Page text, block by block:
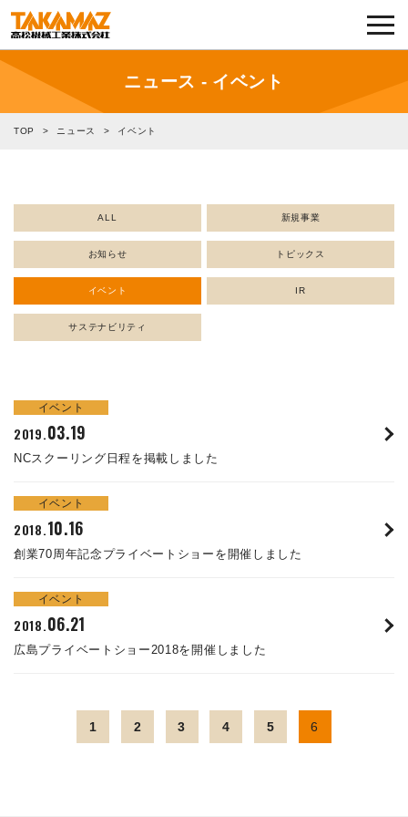
各種お問い合わせ・部品注文
採用に関してはこちらから
企業情報
コラム
製品ラインナップ
お問い合わせ
ニュース - イベント
TOP > ニュース > イベント
ALL 新規事業
お知らせ トピックス
イベント IR
サステナビリティ
イベント
2019.03.19
NCスクーリング日程を掲載しました
イベント
2018.10.16
創業70周年記念プライベートショーを開催しました
イベント
2018.06.21
広島プライベートショー2018を開催しました
1 2 3 4 5 6